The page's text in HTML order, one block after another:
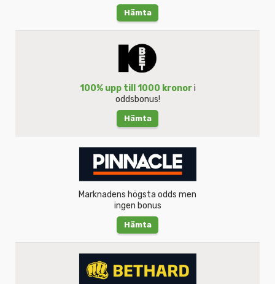
Hämta
100% upp till 1000 kronori
oddsbonus!
Hämta
Marknadens högsta odds men
ingen bonus
Hämta